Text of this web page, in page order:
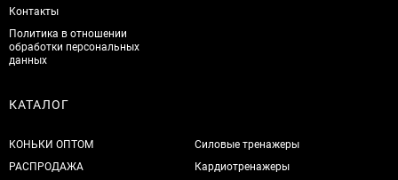
Контакты
Политика в отношении
обработки персональных
данных
КАТАЛОГ
КОНЬКИ ОПТОМ
РАСПРОДАЖА
Силовые тренажеры
Кардиотренажеры